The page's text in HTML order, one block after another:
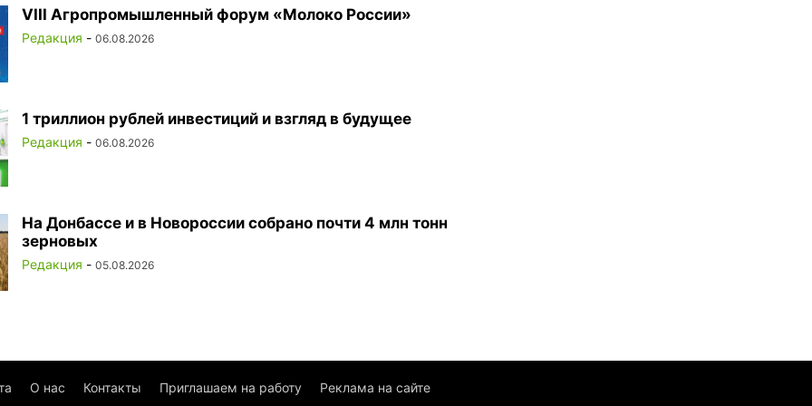
VIII Агропромышленный форум «Молоко России»
Редакция - 06.08.2026
1 триллион рублей инвестиций и взгляд в будущее
Редакция - 06.08.2026
На Донбассе и в Новороссии собрано почти 4 млн тонн
зерновых
Редакция - 05.08.2026
О нас Контакты Приглашаем на работу Реклама на сайте